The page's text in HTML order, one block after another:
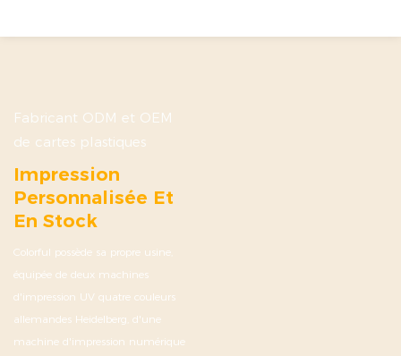
Fabricant ODM et OEM
de cartes plastiques
Impression
Personnalisée Et
En Stock
Colorful possède sa propre usine,
équipée de deux machines
d'impression UV quatre couleurs
allemandes Heidelberg, d'une
machine d'impression numérique